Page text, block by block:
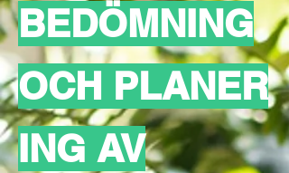
BEDÖMNING
OCH PLANER
ING AV